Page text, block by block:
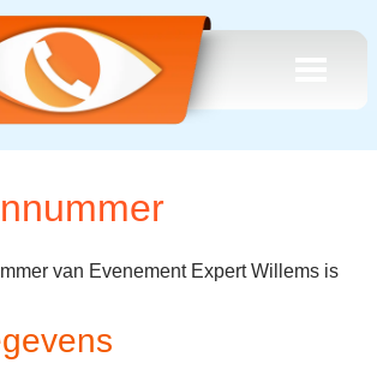
van Evenement Expert Willems is